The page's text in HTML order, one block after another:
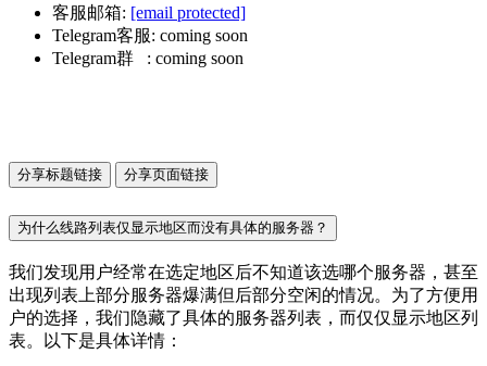
客服邮箱: [email protected]
Telegram客服: coming soon
Telegram群 : coming soon
分享标题链接 分享页面链接
为什么线路列表仅显示地区而没有具体的服务器？
我们发现用户经常在选定地区后不知道该选哪个服务器，甚至
出现列表上部分服务器爆满但后部分空闲的情况。为了方便用
户的选择，我们隐藏了具体的服务器列表，而仅仅显示地区列
表。以下是具体详情：